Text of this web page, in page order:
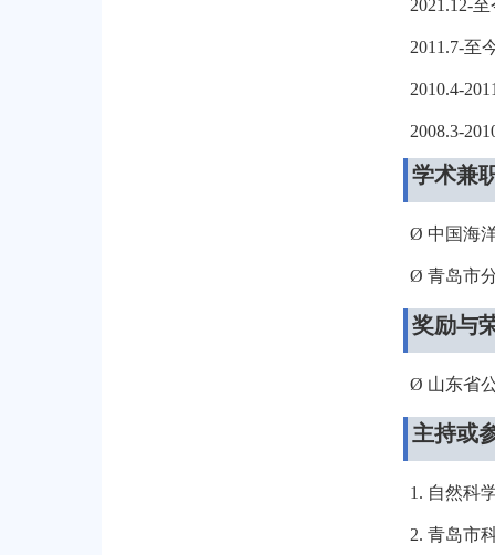
2021.12-至
2011.7-至
2010.4-
2008.3-
学术兼
Ø 中国海
Ø 青岛市
奖励与
Ø 山东省
主持或
1. 自然科
2. 青岛市